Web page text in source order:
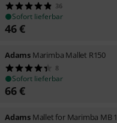
36
Sofort lieferbar
46€
Adams Marimba Mallet R150
8
Sofort lieferbar
66€
Adams Mallet for Marimba MB 1